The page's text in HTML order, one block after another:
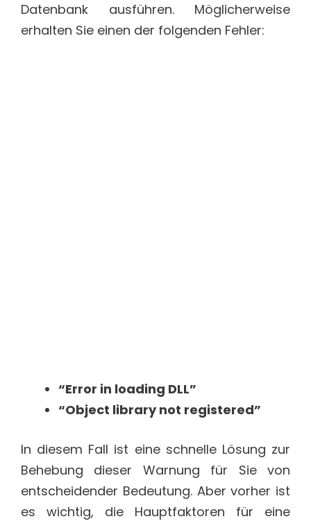
Datenbank ausführen. Möglicherweise
erhalten Sie einen der folgenden Fehler:
“Error in loading DLL”
“Object library not registered”
In diesem Fall ist eine schnelle Lösung zur
Behebung dieser Warnung für Sie von
entscheidender Bedeutung. Aber vorher ist
es wichtig, die Hauptfaktoren für eine